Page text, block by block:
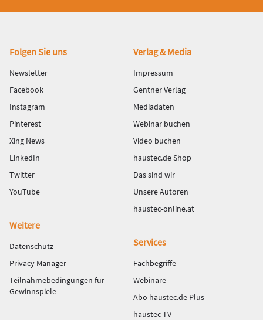
Fußbereich
Folgen Sie uns
Newsletter
Facebook
Instagram
Pinterest
Xing News
LinkedIn
Twitter
YouTube
Verlag & Media
Impressum
Gentner Verlag
Mediadaten
Webinar buchen
Video buchen
haustec.de Shop
Das sind wir
Unsere Autoren
haustec-online.at
Weitere
Datenschutz
Privacy Manager
Teilnahmebedingungen für
Gewinnspiele
Services
Fachbegriffe
Webinare
Abo haustec.de Plus
haustec TV